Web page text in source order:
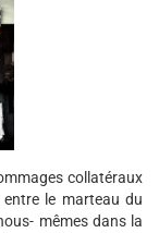
collatéraux
le marteau du
mêmes dans la